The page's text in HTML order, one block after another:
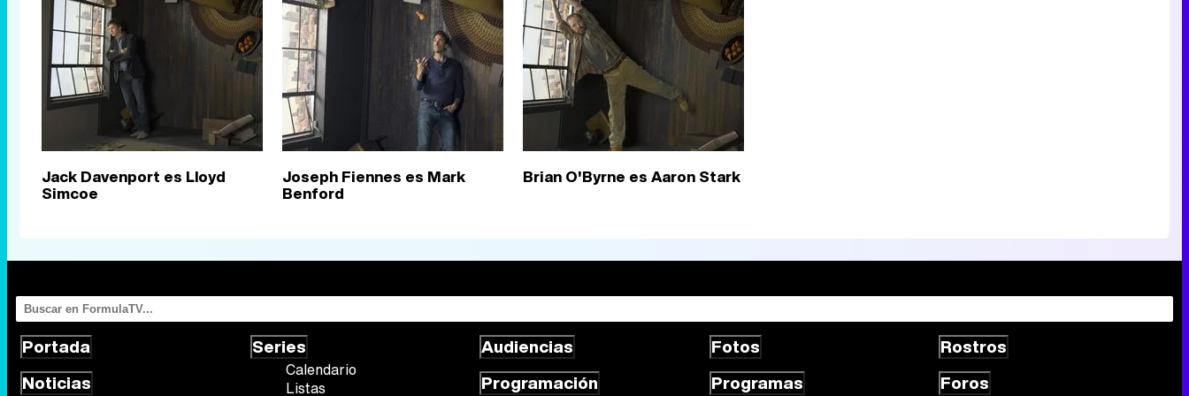
Jack Davenport es Lloyd
Simcoe
Joseph Fiennes es Mark
Benford
Brian O'Byrne es Aaron Stark
Portada
Noticias
Series
Calendario
Listas
Audiencias
Programación
Fotos
Programas
Rostros
Foros